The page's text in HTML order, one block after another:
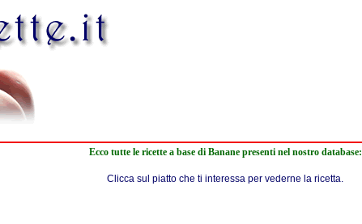
Ecco tutte le ricette a base di Banane presenti nel nostro database:
Clicca sul piatto che ti interessa per vederne la ricetta.